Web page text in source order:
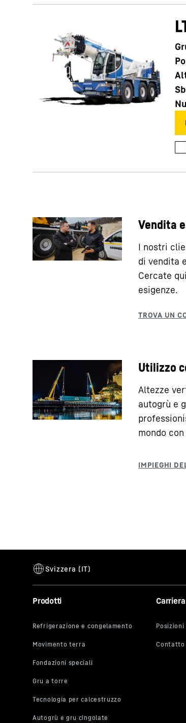
Vendita
I nostri
di vendita
Cercate
esigenze.
Utilizzo
Altezze
autogrù e
mondo
Prodotti Carriera